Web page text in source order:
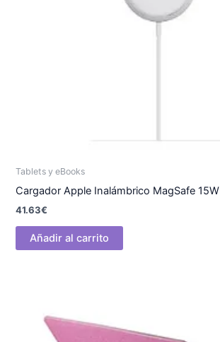
Tablets y eBooks
Cargador Apple Inalámbrico MagSafe 15W
41.63€
Añadir al carrito